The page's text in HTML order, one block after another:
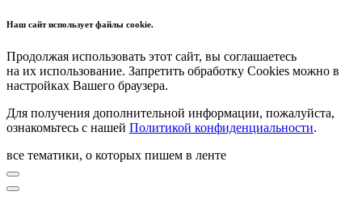
Наш сайт использует файлы cookie.
Продолжая использовать этот сайт, вы соглашаетесь
на их использование. Запретить обработку Cookies можно в
настройках Вашего браузера.
Для получения дополнительной информации, пожалуйста,
ознакомьтесь с нашей Политикой конфиденциальности.
все тематики, о которых пишем в ленте